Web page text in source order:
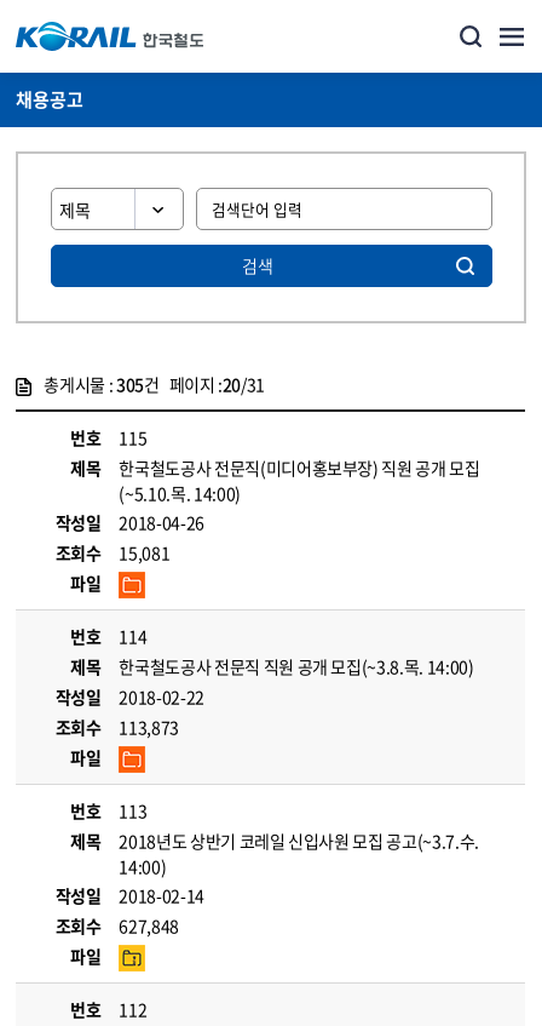
채용공고
검색
총게시물 :305건 페이지 :20/31
번호
115
제목
한국철도공사 전문직(미디어홍보부장) 직원 공개 모집
(~5.10.목. 14:00)
작성일
2018-04-26
조회수
15,081
파일
번호
114
제목
한국철도공사 전문직 직원 공개 모집(~3.8.목. 14:00)
작성일
2018-02-22
조회수
113,873
파일
번호
113
제목
2018년도 상반기 코레일 신입사원 모집 공고(~3.7.수.
14:00)
작성일
2018-02-14
조회수
627,848
파일
번호
112